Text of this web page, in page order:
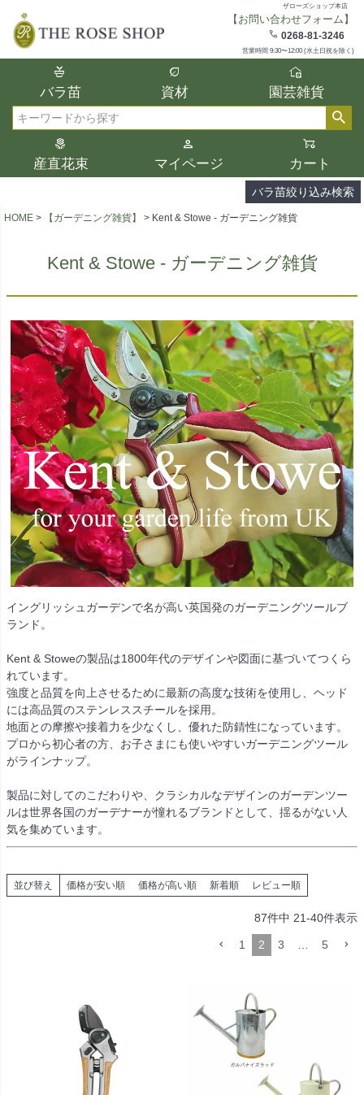
ザローズショップ本店
【お問い合わせフォーム】
0268-81-3246
営業時間 9:30〜12:00 (水土日祝を除く)
バラ苗 資材 園芸雑貨
産直花束 マイページ カート
バラ苗絞り込み検索
在庫
在庫ありのみ表示
検索
複数の条件を選択して絞り込み検索が可能
選択した項目全てに該当する品種のみ検索
結果に表示されます。
タイプ、カラー、ブランドなどは1つずつ選
択してください。
HOME 【ガーデニング雑貨】 Kent & Stowe - ガーデニング雑貨
Kent & Stowe - ガーデニング雑貨
イングリッシュガーデンで名が高い英国発のガーデニングツールブ
ランド。
Kent & Stoweの製品は1800年代のデザインや図面に基づいてつくら
れています。
強度と品質を向上させるために最新の高度な技術を使用し、ヘッド
には高品質のステンレススチールを採用。
地面との摩擦や接着力を少なくし、優れた防錆性になっています。
プロから初心者の方、お子さまにも使いやすいガーデニングツール
がラインナップ。
製品に対してのこだわりや、クラシカルなデザインのガーデンツー
ルは世界各国のガーデナーが憧れるブランドとして、揺るがない人
気を集めています。
並び替え 価格が安い順 価格が高い順 新着順 レビュー順
87件中 21-40件表示
1 2 3 … 5